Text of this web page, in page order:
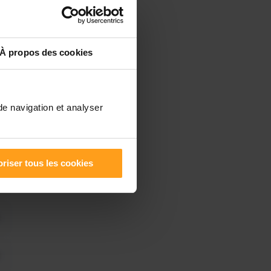
À propos des cookies
navigation et analyser
tous les cookies